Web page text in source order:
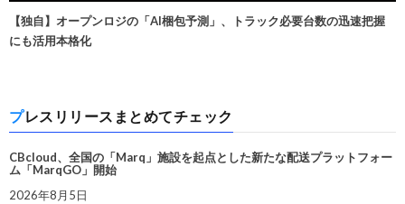
【独自】オープンロジの「AI梱包予測」、トラック必要台数の迅速把握
にも活用本格化
プレスリリースまとめてチェック
CBcloud、全国の「Marq」施設を起点とした新たな配送プラットフォー
ム「MarqGO」開始
2026年8月5日